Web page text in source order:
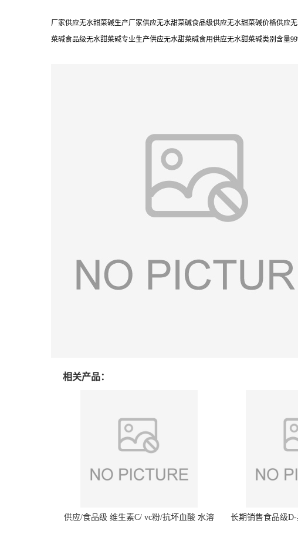
厂家供应无水甜菜碱生产厂家供应无水甜菜碱食品级供应无水甜菜碱价格供应
菜碱食品级无水甜菜碱专业生产供应无水甜菜碱食用供应无水甜菜碱类别含量
相关产品：
供应/食品级 维生素C/ vc粉/抗坏血酸 水溶
长期销售食品级